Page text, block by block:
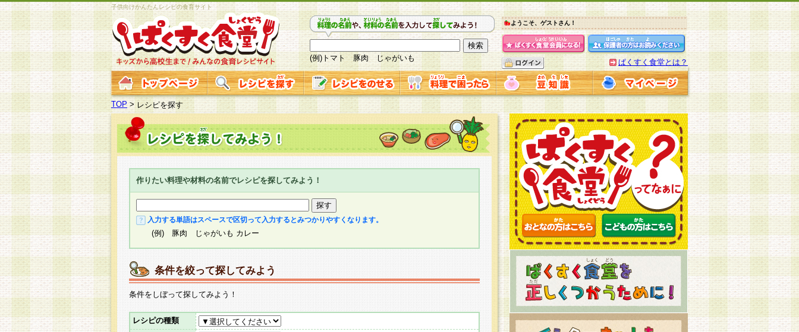
子供向けかんたんレシピの食育サイト
(例)トマト 豚肉 じゃがいも
ようこそ、ゲストさん！
ぱくすく食堂とは？
TOP >レシピを探す
作りたい料理や材料の名前でレシピを探してみよう！
入力する単語はスペースで区切って入力するとみつかりやすくなります。
(例) 豚肉 じゃがいも カレー
条件を絞って探してみよう
条件をしぼって探してみよう！
レシピの種類